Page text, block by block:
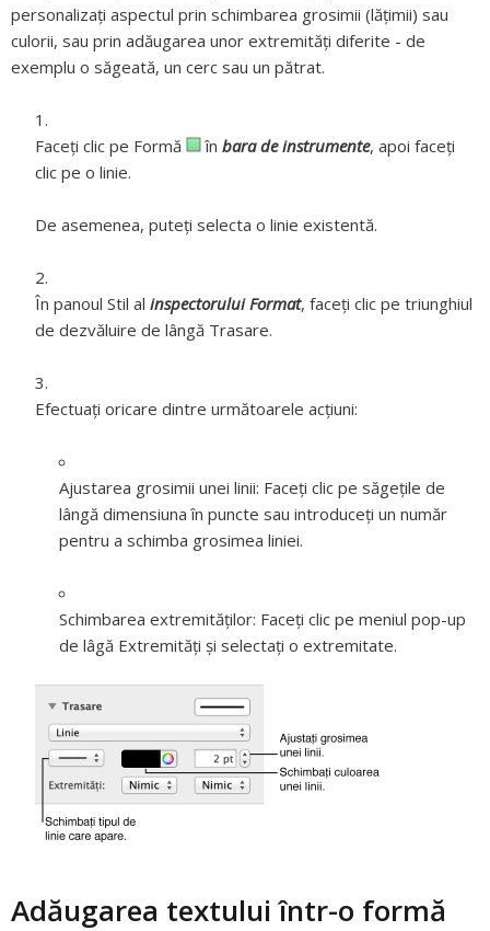
personalizați aspectul prin schimbarea grosimii (lățimii) sau
culorii, sau prin adăugarea unor extremități diferite - de
exemplu o săgeată, un cerc sau un pătrat.
Faceți clic pe Formă în bara de instrumente, apoi faceți
clic pe o linie.
De asemenea, puteți selecta o linie existentă.
În panoul Stil al inspectorului Format, faceți clic pe triunghiul
de dezvăluire de lângă Trasare.
Efectuați oricare dintre următoarele acțiuni:
Ajustarea grosimii unei linii: Faceți clic pe săgețile de
lângă dimensiuna în puncte sau introduceți un număr
pentru a schimba grosimea liniei.
Schimbarea extremităților: Faceți clic pe meniul pop-up
de lâgă Extremități și selectați o extremitate.
Adăugarea textului într-o formă